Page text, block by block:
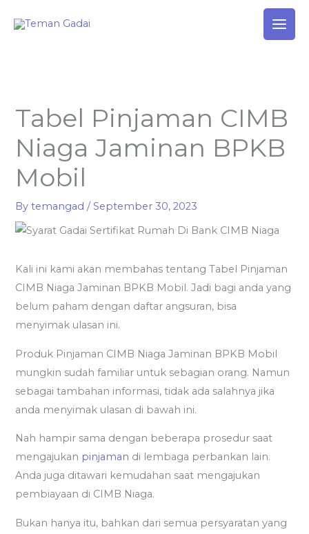
Tabel Pinjaman CIMB
Niaga Jaminan BPKB
Mobil
Bytemangad/September 30, 2023
Kali ini kami akan membahas tentang Tabel Pinjaman
CIMB Niaga Jaminan BPKB Mobil. Jadi bagi anda yang
belum paham dengan daftar angsuran, bisa
menyimak ulasan ini.
Produk Pinjaman CIMB Niaga Jaminan BPKB Mobil
mungkin sudah familiar untuk sebagian orang. Namun
sebagai tambahan informasi, tidak ada salahnya jika
anda menyimak ulasan di bawah ini.
Nah hampir sama dengan beberapa prosedur saat
mengajukan pinjaman di lembaga perbankan lain.
Anda juga ditawari kemudahan saat mengajukan
pembiayaan di CIMB Niaga.
Bukan hanya itu, bahkan dari semua persyaratan yang